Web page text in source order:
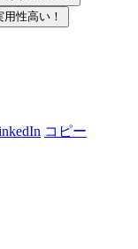
用性高い！
コピー